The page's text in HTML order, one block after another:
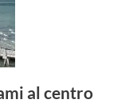
al centro